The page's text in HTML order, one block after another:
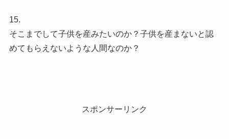
15.
そこまでして子供を産みたいのか？子供を産まないと認
めてもらえないような人間なのか？
スポンサーリンク